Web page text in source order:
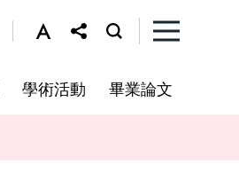
學術活動 畢業論文